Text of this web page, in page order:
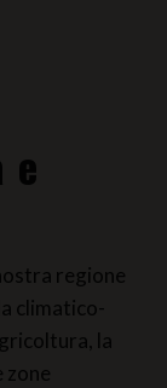
e
regione
climatico-
la
zone